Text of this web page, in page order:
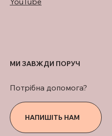
НАПИШІТЬ НАМ
Потрібна допомога?
МИ ЗАВЖДИ ПОРУЧ